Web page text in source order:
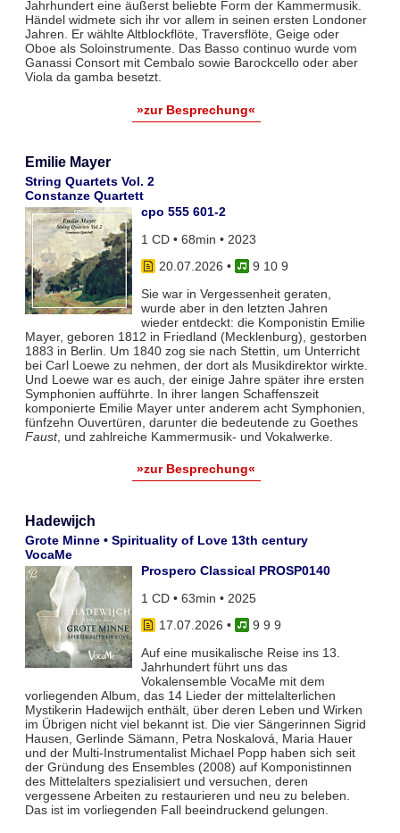
Jahrhundert eine äußerst beliebte Form der Kammermusik.
Händel widmete sich ihr vor allem in seinen ersten Londoner
Jahren. Er wählte Altblockflöte, Traversflöte, Geige oder
Oboe als Soloinstrumente. Das Basso continuo wurde vom
Ganassi Consort mit Cembalo sowie Barockcello oder aber
Viola da gamba besetzt.
»zur Besprechung«
Emilie Mayer
String Quartets Vol. 2
Constanze Quartett
cpo 555 601-2
1 CD • 68min • 2023
20.07.2026 •
9 10 9
Sie war in Vergessenheit geraten,
wurde aber in den letzten Jahren
wieder entdeckt: die Komponistin Emilie
Mayer, geboren 1812 in Friedland (Mecklenburg), gestorben
1883 in Berlin. Um 1840 zog sie nach Stettin, um Unterricht
bei Carl Loewe zu nehmen, der dort als Musikdirektor wirkte.
Und Loewe war es auch, der einige Jahre später ihre ersten
Symphonien aufführte. In ihrer langen Schaffenszeit
komponierte Emilie Mayer unter anderem acht Symphonien,
fünfzehn Ouvertüren, darunter die bedeutende zu Goethes
Faust, und zahlreiche Kammermusik- und Vokalwerke.
»zur Besprechung«
Hadewijch
Grote Minne • Spirituality of Love 13th century
VocaMe
Prospero Classical PROSP0140
1 CD • 63min • 2025
17.07.2026 •
9 9 9
Auf eine musikalische Reise ins 13.
Jahrhundert führt uns das
Vokalensemble VocaMe mit dem
vorliegenden Album, das 14 Lieder der mittelalterlichen
Mystikerin Hadewijch enthält, über deren Leben und Wirken
im Übrigen nicht viel bekannt ist. Die vier Sängerinnen Sigrid
Hausen, Gerlinde Sämann, Petra Noskalová, Maria Hauer
und der Multi-Instrumentalist Michael Popp haben sich seit
der Gründung des Ensembles (2008) auf Komponistinnen
des Mittelalters spezialisiert und versuchen, deren
vergessene Arbeiten zu restaurieren und neu zu beleben.
Das ist im vorliegenden Fall beeindruckend gelungen.